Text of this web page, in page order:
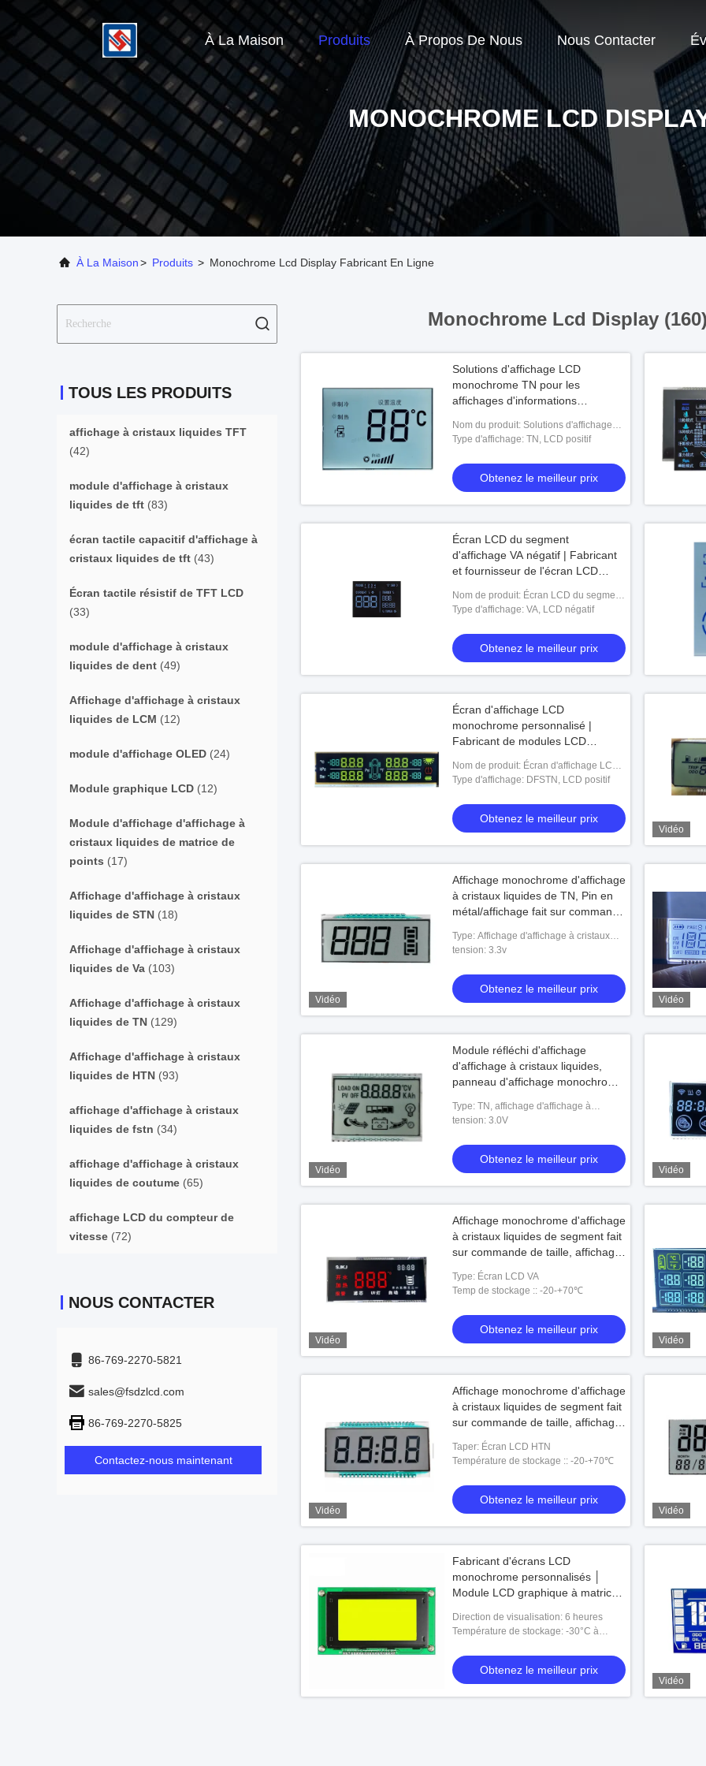
À La Maison Produits À Propos De Nous Nous Contacter
MONOCHROME LCD
À La Maison> Produits > Monochrome Lcd Display Fabricant En Ligne
TOUS LES PRODUITS
affichage à cristaux liquides TFT
(42)
module d'affichage à cristaux
liquides de tft (83)
écran tactile capacitif d'affichage à
cristaux liquides de tft (43)
Écran tactile résistif de TFT LCD
(33)
module d'affichage à cristaux
liquides de dent (49)
Affichage d'affichage à cristaux
liquides de LCM (12)
module d'affichage OLED (24)
Module graphique LCD (12)
Module d'affichage d'affichage à
cristaux liquides de matrice de
points (17)
Affichage d'affichage à cristaux
liquides de STN (18)
Affichage d'affichage à cristaux
liquides de Va (103)
Affichage d'affichage à cristaux
liquides de TN (129)
Affichage d'affichage à cristaux
liquides de HTN (93)
affichage d'affichage à cristaux
liquides de fstn (34)
affichage d'affichage à cristaux
liquides de coutume (65)
affichage LCD du compteur de
vitesse (72)
NOUS CONTACTER
86-769-2270-5821
sales@fsdzlcd.com
86-769-2270-5825
Contactez-nous maintenant
Monochrome Lcd Display (160)
Solutions d'affichage LCD
monochrome TN pour les
affichages d'informations
LCD à segments monochromes
Nom du produit: Solutions d'affichage
LCD monochrome TN pour les
The
Type d'affichage: TN, LCD positif
Obtenez le meilleur prix
Écran LCD du segment
d'affichage VA négatif | Fabricant
et fournisseur de l'écran LCD
monochrome personnalisé
Nom de produit: Écran LCD du segment
d'affichage VA négatif | Fabricant et
Type d'affichage: VA, LCD négatif
Obtenez le meilleur prix
Écran d'affichage LCD
monochrome personnalisé |
Fabricant de modules LCD
DFSTN pour les applications
industrielles
Nom de produit: Écran d'affichage LCD
monochrome personnalisé | Fabricant
applicat
Type d'affichage: DFSTN, LCD positif
Obtenez le meilleur prix
Vidéo
Vidéo
Affichage monochrome d'affichage
à cristaux liquides de TN, Pin en
métal/affichage fait sur commande
FPC
Type: Affichage d'affichage à cristaux
liquides de TN
tension: 3.3v
Obtenez le meilleur prix
Vidéo
Vidéo
Module réfléchi d'affichage
d'affichage à cristaux liquides,
panneau d'affichage monochrome
cristaux liquides
Type: TN, affichage d'affichage à
cristaux liquides de HTN
tension: 3.0V
Obtenez le meilleur prix
Vidéo
Vidéo
Affichage monochrome d'affichage
à cristaux liquides de segment fait
sur commande de taille, affichage
d'affichage à cristaux liquides de
TN pour le filtre d'eau
Type: Écran LCD VA
Temp de stockage :: -20-+70℃
Obtenez le meilleur prix
Vidéo
Vidéo
Affichage monochrome d'affichage
à cristaux liquides de segment fait
sur commande de taille, affichage
d'affichage à cristaux liquides de
TN pour le filtre d'eau
Taper: Écran LCD HTN
Température de stockage :: -20-+70℃
Obtenez le meilleur prix
Vidéo
Fabricant d'écrans LCD
monochrome personnalisés │
Module LCD graphique à matrice
caractères
Direction de visualisation: 6 heures
Température de stockage: -30°C à
Obtenez le meilleur prix
Vidéo